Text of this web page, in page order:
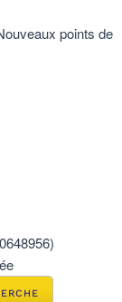
points de